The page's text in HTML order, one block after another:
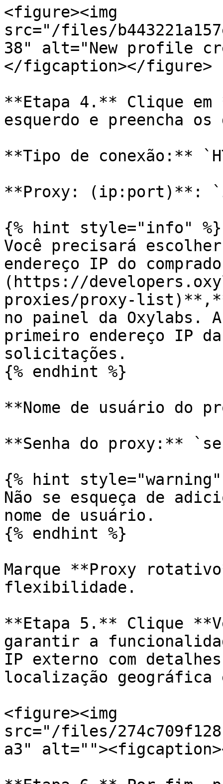
<figure><img
src="/files/
38" alt="New profile
</figcaption></figure>
**Etapa 4.** Clique em
esquerdo e preencha
**Tipo de conexão:**
**Proxy: (ip:port)**:
{% hint style="info" %}
Você precisará
endereço IP do
(https://
proxies/proxy-list)**,**
no painel da Oxylabs.
primeiro endereço IP
solicitações.
{% endhint %}
**Nome de usuário do
**Senha do proxy:**
{% hint style="warning"
Não se esqueça de
nome de usuário.
{% endhint %}
Marque **Proxy
flexibilidade.
**Etapa 5.** Clique
garantir a
IP externo com
localização
<figure><img
src="/files/
a3"